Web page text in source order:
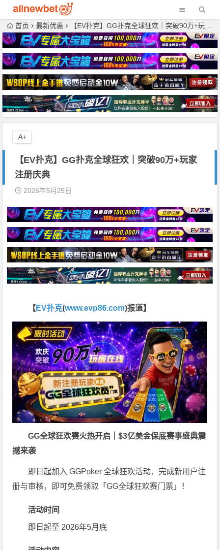
首页 最新优惠 【EV扑克】GG扑克全球狂欢｜突破90万+玩家注册庆典
【EV扑克】GG扑克全球狂欢｜突破90万+玩家
注册庆典
2026年5月25日
【 EV扑克(www.evp86.com)报道】
GG全球狂欢赛火热开启｜$3亿美金保底赛事盛典震
撼来袭
即日起加入GGPoker 全球狂欢活动，完成新用户注
册与审核，即可免费领取「GG全球狂欢赛门票」！
活动时间
即日起至 2026年5月底
A+